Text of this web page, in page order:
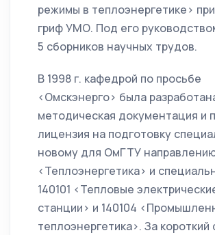
режимы в теплоэнергетике>
гриф УМО. Под его
5 сборников научных трудов.
В 1998 г. кафедрой по просьбе
<Омскэнерго> была
методическая документация и
лицензия на подготовку
новому для ОмГТУ
<Теплоэнергетика> и
140101 <Тепловые
станции> и 140104
теплоэнергетика>. За короткий